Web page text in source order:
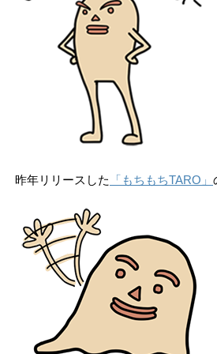
昨年リリースした 「もちもちTARO」